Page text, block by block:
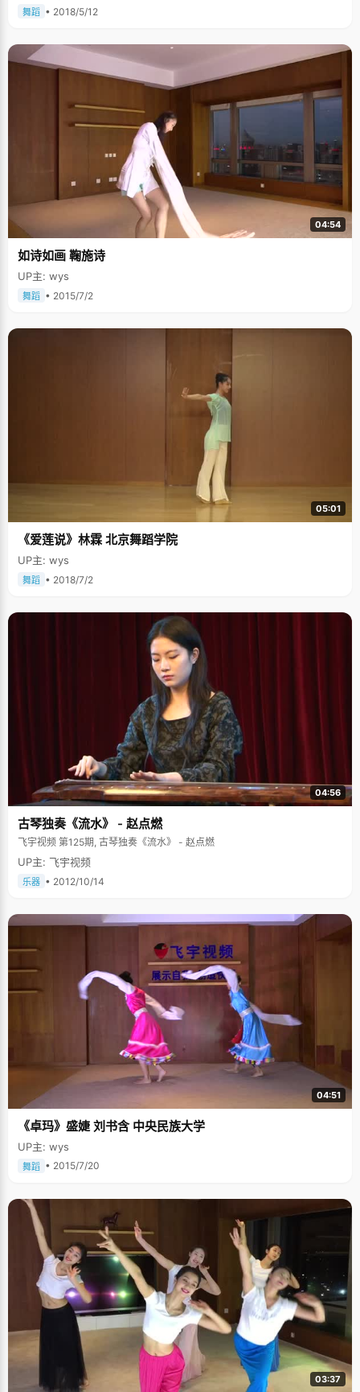
舞蹈 • 2018/5/12
04:54
如诗如画 鞠施诗
UP主: wys
舞蹈 • 2015/7/2
05:01
《爱莲说》林霖 北京舞蹈学院
UP主: wys
舞蹈 • 2018/7/2
04:56
古琴独奏《流水》 - 赵点燃
飞宇视频 第125期, 古琴独奏《流水》 - 赵点燃
UP主: 飞宇视频
乐器 • 2012/10/14
04:51
《卓玛》盛婕 刘书含 中央民族大学
UP主: wys
舞蹈 • 2015/7/20
03:37